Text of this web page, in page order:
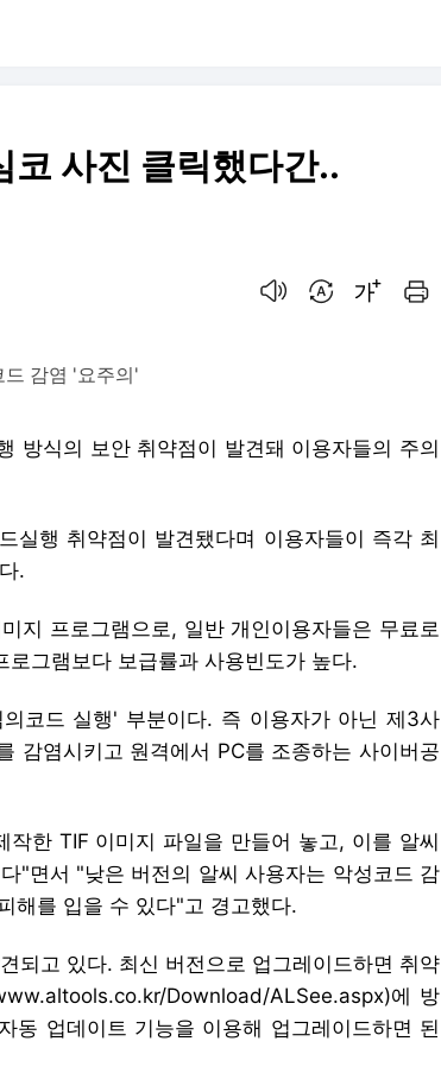
코 사진 클릭했다간..
드 감염 '요주의'
방식의 보안 취약점이 발견돼 이용자들의 주의
실행 취약점이 발견됐다며 이용자들이 즉각 최
.
지 프로그램으로, 일반 개인이용자들은 무료로
그램보다 보급률과 사용빈도가 높다.
코드 실행' 부분이다. 즉 이용자가 아닌 제3사
감염시키고 원격에서 PC를 조종하는 사이버공
한 TIF 이미지 파일을 만들어 놓고, 이를 알씨
"면서 "낮은 버전의 알씨 사용자는 악성코드 감
해를 입을 수 있다"고 경고했다.
되고 있다. 최신 버전으로 업그레이드하면 취약
Download/ALSee.aspx)에 방
동 업데이트 기능을 이용해 업그레이드하면 된